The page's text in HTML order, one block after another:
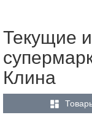
Текущие
Клина
